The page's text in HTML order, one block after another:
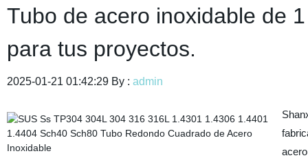
Tubo de acero inoxidable de
para tus proyectos.
2025-01-21 01:42:29 By : admin